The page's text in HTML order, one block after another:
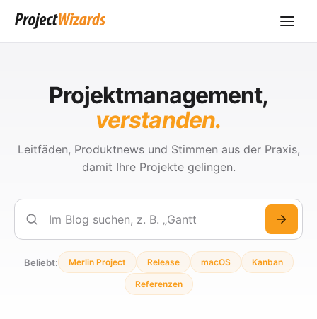
Projektmanagement,
verstanden.
Leitfäden, Produktnews und Stimmen aus der Praxis,
damit Ihre Projekte gelingen.
Suchen
Beliebt: Merlin Project Release macOS Kanban
Referenzen